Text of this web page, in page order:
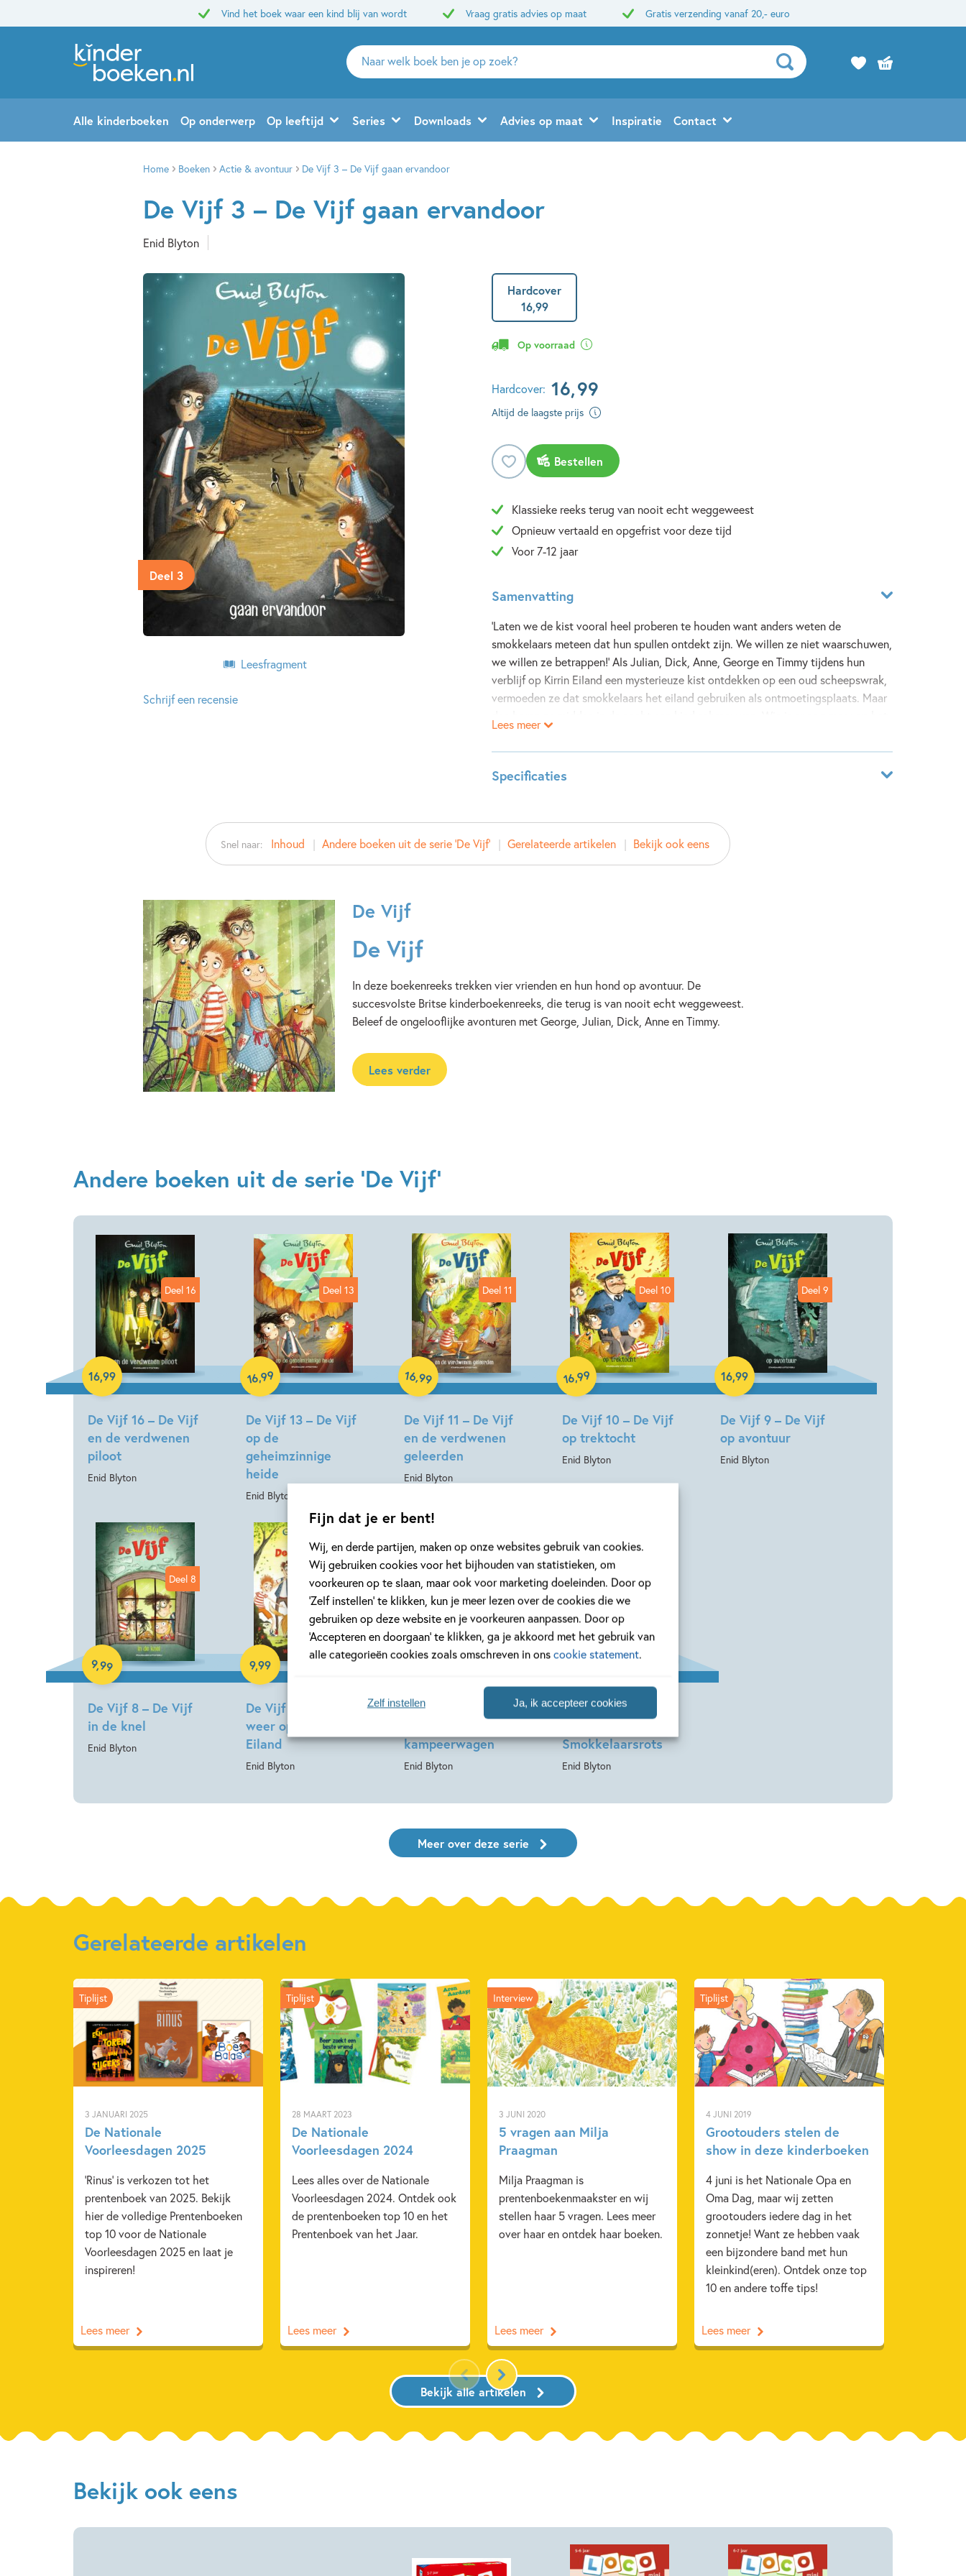
Fijn dat je er bent!
Wij, en derde partijen, maken op onze websites gebruik van cookies.
Wij gebruiken cookies voor het bijhouden van statistieken, om
voorkeuren op te slaan, maar ook voor marketing doeleinden. Door op
‘Zelf instellen’ te klikken, kun je meer lezen over de cookies die we
gebruiken op deze website en je voorkeuren aanpassen. Door op
‘Accepteren en doorgaan’ te klikken, ga je akkoord met het gebruik van
alle categorieën cookies zoals omschreven in onscookie statement.
Ja, ik accepteer cookies
Zelf instellen
Vind het boek waar een kind blij van wordt Vraag gratis advies op maat Gratis verzending vanaf 20,- euro
Zoeken
naar
en
uitgevers
Alle kinderboeken Op onderwerp Op leeftijd Series Downloads Advies op maat Inspiratie Contact
Home Boeken Actie & avontuur De Vijf 3 – De Vijf gaan ervandoor
De Vijf 3 – De Vijf gaan ervandoor
Enid Blyton
Deel 3
Leesfragment
Schrijf een recensie
Hardcover
16,99
Op voorraad
Hardcover: 16,99
Altijd de laagste prijs
Bestellen
Klassieke reeks terug van nooit echt weggeweest
Opnieuw vertaald en opgefrist voor deze tijd
Voor 7-12 jaar
Samenvatting
‘Laten we de kist vooral heel proberen te houden want anders weten de
smokkelaars meteen dat hun spullen ontdekt zijn. We willen ze niet waarschuwen,
we willen ze betrappen!’ Als Julian, Dick, Anne, George en Timmy tijdens hun
verblijf op Kirrin Eiland een mysterieuze kist ontdekken op een oud scheepswrak,
vermoeden ze dat smokkelaars het eiland gebruiken als ontmoetingsplaats. Maar
eiland, en waarom?
Lees meer
Specificaties
NUR:
283
Type:
Hardcover
Auteur(s):
Enid Blyton
Kenmerken van dit boek
Actie & avontuur Prentenboeken Enid Blyton
Snel naar: Inhoud Andere boeken uit de serie 'De Vijf' Gerelateerde artikelen Bekijk ook eens
De Vijf
De Vijf
In deze boekenreeks trekken vier vrienden en hun hond op avontuur. De
succesvolste Britse kinderboekenreeks, die terug is van nooit echt weggeweest.
Beleef de ongelooflijke avonturen met George, Julian, Dick, Anne en Timmy.
Lees verder
Andere boeken uit de serie 'De Vijf'
Deel 16
De Vijf 16 – De Vijf
en de verdwenen
piloot
Enid Blyton
16,99
Hardcover
Deel 13
De Vijf 13 – De Vijf
op de
geheimzinnige
heide
Enid Blyton
16,99
Hardcover
Deel 11
De Vijf 11 – De Vijf
en de verdwenen
geleerden
Enid Blyton
16,99
Hardcover
Deel 10
De Vijf 10 – De Vijf
op trektocht
Enid Blyton
16,99
Hardcover
Deel 9
De Vijf 9 – De Vijf
op avontuur
Enid Blyton
16,99
Hardcover
Deel 8
De Vijf 8 – De Vijf
in de knel
Enid Blyton
9,99
Hardcover
Deel 6
De Vijf 6 – De Vijf
weer op Kirrin
Eiland
Enid Blyton
9,99
Hardcover
Deel 5
De Vijf 5 – De Vijf
kampeerwagen
Enid Blyton
99
Hardcover
Deel 4
De Vijf 4 – De Vijf
Smokkelaarsrots
Enid Blyton
16
Hardcover
Meer over deze serie
Gerelateerde artikelen
3 JANUARI 2025
De Nationale
Voorleesdagen 2025
'Rinus' is verkozen tot het
prentenboek van 2025. Bekijk
hier de volledige Prentenboeken
top 10 voor de Nationale
Voorleesdagen 2025 en laat je
inspireren!
Tiplijst
Lees meer
28 MAART 2023
De Nationale
Voorleesdagen 2024
Lees alles over de Nationale
Voorleesdagen 2024. Ontdek ook
de prentenboeken top 10 en het
Prentenboek van het Jaar.
Tiplijst
Lees meer
3 JUNI 2020
5 vragen aan Milja
Praagman
Milja Praagman is
prentenboekenmaakster en wij
stellen haar 5 vragen. Lees meer
over haar en ontdek haar boeken.
Interview
Lees meer
4 JUNI 2019
Grootouders stelen de
show in deze kinderboeken
4 juni is het Nationale Opa en
Oma Dag, maar wij zetten
grootouders iedere dag in het
zonnetje! Want ze hebben vaak
een bijzondere band met hun
kleinkind(eren). Ontdek onze top
10 en andere toffe tips!
Tiplijst
Lees meer
Bekijk alle artikelen
Bekijk ook eens